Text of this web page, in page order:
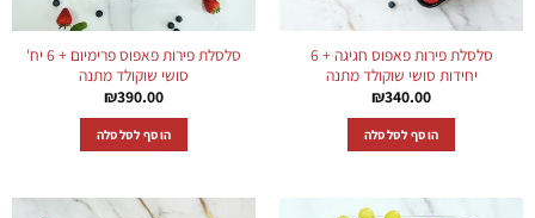
סלסלת פירות פאפוס חגיגה + 6
יחידות סושי שוקולד מתנה
₪340.00
הוסף לסלסלה
סלסלת פירות פאפוס פרימיום + 6 יח'
סושי שוקולד מתנה
₪390.00
הוסף לסלסלה